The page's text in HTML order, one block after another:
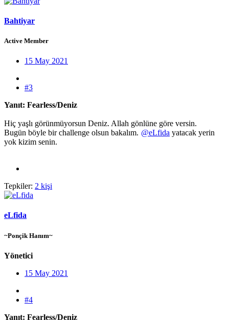
Bahtiyar
Active Member
15 May 2021
#3
Yanıt: Fearless/Deniz
Hiç yaşlı görünmüyorsun Deniz. Allah gönlüne göre versin.
Bugün böyle bir challenge olsun bakalım. @eLfida yatacak yerin
yok kizim senin.
Tepkiler: 2 kişi
eLfida
~Ponçik Hanım~
Yönetici
15 May 2021
#4
Yanıt: Fearless/Deniz